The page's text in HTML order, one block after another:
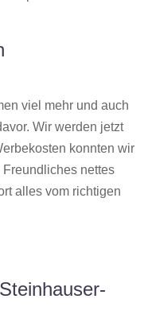
viel mehr und auch
Wir werden jetzt
konnten wir
nettes
alles vom richtigen